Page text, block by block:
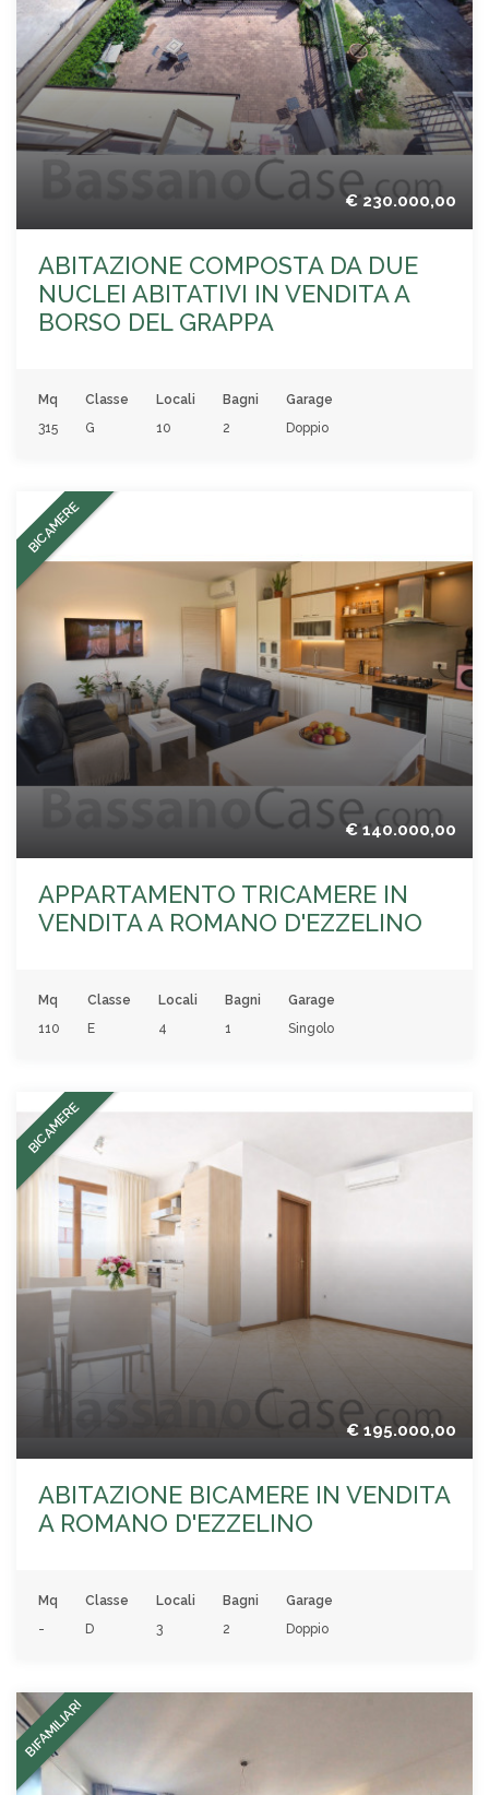
€ 230.000,00
ABITAZIONE COMPOSTA DA DUE
NUCLEI ABITATIVI IN VENDITA A
BORSO DEL GRAPPA
Mq
315
Classe
G
Locali
10
Bagni
2
Garage
Doppio
BICAMERE
€ 140.000,00
APPARTAMENTO TRICAMERE IN
VENDITA A ROMANO D'EZZELINO
Mq
110
Classe
E
Locali
4
Bagni
1
Garage
Singolo
BICAMERE
€ 195.000,00
ABITAZIONE BICAMERE IN VENDITA
A ROMANO D'EZZELINO
Mq
-
Classe
D
Locali
3
Bagni
2
Garage
Doppio
BIFAMILIARI